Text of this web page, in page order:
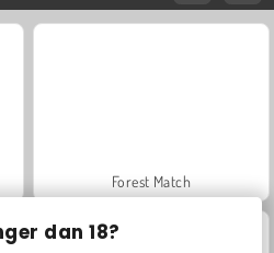
dan 18?
Forest Match